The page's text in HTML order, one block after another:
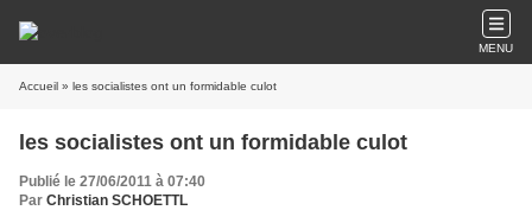
MENU
Accueil » les socialistes ont un formidable culot
les socialistes ont un formidable culot
Publié le 27/06/2011 à 07:40
Par Christian SCHOETTL